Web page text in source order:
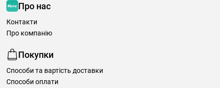
Про нас
Контакти
Про компанію
Покупки
Способи та вартість доставки
Способи оплати